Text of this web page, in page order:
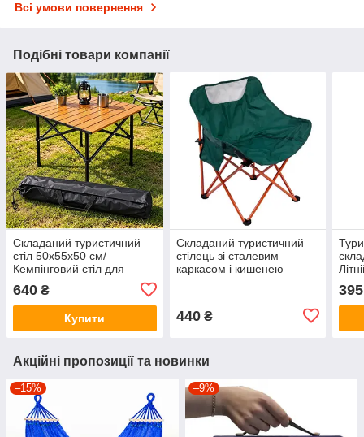
Всі умови повернення
Подібні товари компанії
Складаний туристичний
стіл 50х55х50 см/
Кемпінговий стіл для
пікніка, дачі, риболовлі з
чохлом Коричневий
640 ₴
Купити
Складаний туристичний
стілець зі сталевим
каркасом і кишенею
440₴
395
Акційні пропозиції та новинки
–15% –9%